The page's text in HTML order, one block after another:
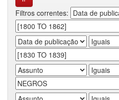
Filtros correntes: